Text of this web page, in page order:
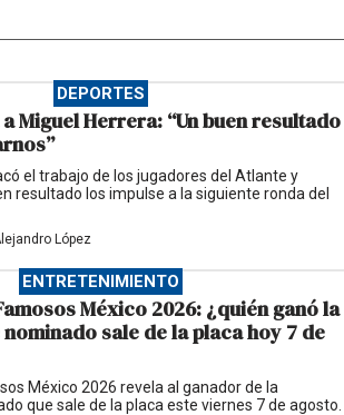
DEPORTES
Miguel Herrera: “Un buen resultado
el trabajo de los jugadores del Atlante y
resultado los impulse a la siguiente ronda del
López
ENTRETENIMIENTO
México 2026: ¿quién ganó la
sale de la placa hoy 7 de
México 2026 revela al ganador de la
que sale de la placa este viernes 7 de agosto.